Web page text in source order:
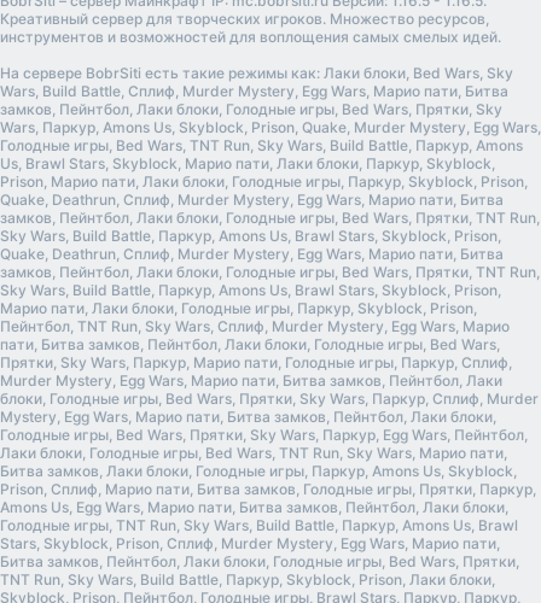
Креативный сервер для творческих игроков. Множество ресурсов,
инструментов и возможностей для воплощения самых смелых идей.
На сервере BobrSiti есть такие режимы как: Лаки блоки, Bed Wars, Sky
Wars, Build Battle, Сплиф, Murder Mystery, Egg Wars, Марио пати, Битва
замков, Пейнтбол, Лаки блоки, Голодные игры, Bed Wars, Прятки, Sky
Wars, Паркур, Amons Us, Skyblock, Prison, Quake, Murder Mystery, Egg Wars,
Голодные игры, Bed Wars, TNT Run, Sky Wars, Build Battle, Паркур, Amons
Us, Brawl Stars, Skyblock, Марио пати, Лаки блоки, Паркур, Skyblock,
Prison, Марио пати, Лаки блоки, Голодные игры, Паркур, Skyblock, Prison,
Quake, Deathrun, Сплиф, Murder Mystery, Egg Wars, Марио пати, Битва
замков, Пейнтбол, Лаки блоки, Голодные игры, Bed Wars, Прятки, TNT Run,
Sky Wars, Build Battle, Паркур, Amons Us, Brawl Stars, Skyblock, Prison,
Quake, Deathrun, Сплиф, Murder Mystery, Egg Wars, Марио пати, Битва
замков, Пейнтбол, Лаки блоки, Голодные игры, Bed Wars, Прятки, TNT Run,
Sky Wars, Build Battle, Паркур, Amons Us, Brawl Stars, Skyblock, Prison,
Марио пати, Лаки блоки, Голодные игры, Паркур, Skyblock, Prison,
Пейнтбол, TNT Run, Sky Wars, Сплиф, Murder Mystery, Egg Wars, Марио
пати, Битва замков, Пейнтбол, Лаки блоки, Голодные игры, Bed Wars,
Прятки, Sky Wars, Паркур, Марио пати, Голодные игры, Паркур, Сплиф,
Murder Mystery, Egg Wars, Марио пати, Битва замков, Пейнтбол, Лаки
блоки, Голодные игры, Bed Wars, Прятки, Sky Wars, Паркур, Сплиф, Murder
Mystery, Egg Wars, Марио пати, Битва замков, Пейнтбол, Лаки блоки,
Голодные игры, Bed Wars, Прятки, Sky Wars, Паркур, Egg Wars, Пейнтбол,
Лаки блоки, Голодные игры, Bed Wars, TNT Run, Sky Wars, Марио пати,
Битва замков, Лаки блоки, Голодные игры, Паркур, Amons Us, Skyblock,
Prison, Сплиф, Марио пати, Битва замков, Голодные игры, Прятки, Паркур,
Amons Us, Egg Wars, Марио пати, Битва замков, Пейнтбол, Лаки блоки,
Голодные игры, TNT Run, Sky Wars, Build Battle, Паркур, Amons Us, Brawl
Stars, Skyblock, Prison, Сплиф, Murder Mystery, Egg Wars, Марио пати,
Битва замков, Пейнтбол, Лаки блоки, Голодные игры, Bed Wars, Прятки,
TNT Run, Sky Wars, Build Battle, Паркур, Skyblock, Prison, Лаки блоки,
Skyblock, Prison, Пейнтбол, Голодные игры, Brawl Stars, Паркур, Паркур,